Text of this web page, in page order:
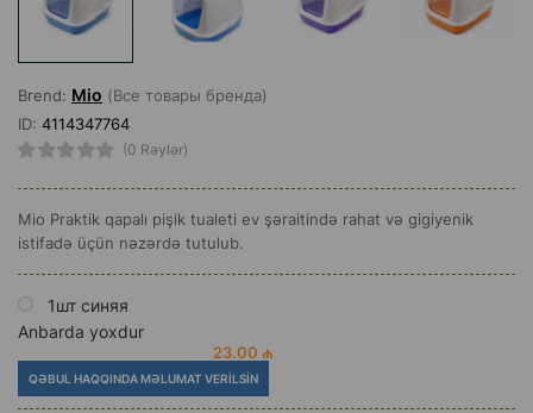
Brend: Mio (Все товары бренда)
ID: 4114347764
(0 Rəylər)
Mio Praktik qapalı pişik tualeti ev şəraitində rahat və gigiyenik
istifadə üçün nəzərdə tutulub.
1шт синяя
Anbarda yoxdur
23.00 ₼
QƏBUL HAQQINDA MƏLUMAT VERILSIN